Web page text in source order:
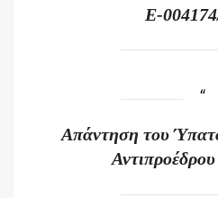
E-
Απάντηση του